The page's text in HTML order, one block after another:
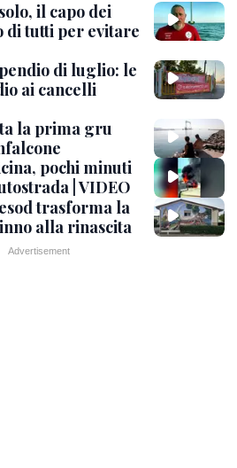
il capo dei
di tutti per evitare
di luglio: le
ai cancelli
la prima gru
pochi minuti
| VIDEO
trasforma la
alla rinascita